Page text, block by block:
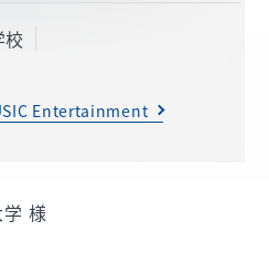
校
Entertainment
様